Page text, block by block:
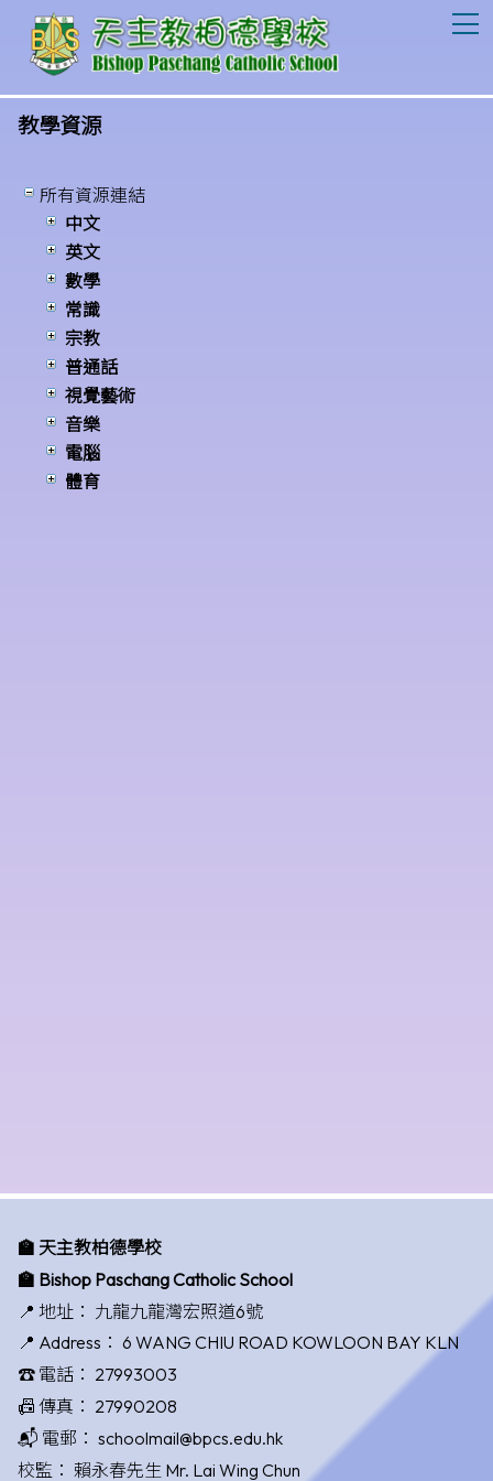
教學資源
所有資源連結
中文
英文
數學
常識
宗教
普通話
視覺藝術
音樂
電腦
體育
🏫 天主教柏德學校
🏫 Bishop Paschang Catholic School
📍 地址： 九龍九龍灣宏照道6號
📍 Address： 6 WANG CHIU ROAD KOWLOON BAY KLN
☎️ 電話： 27993003
📠 傳真： 27990208
📬 電郵： schoolmail@bpcs.edu.hk
校監： 賴永春先生 Mr. Lai Wing Chun